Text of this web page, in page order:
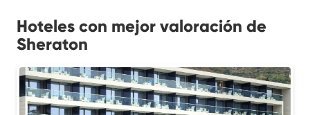
Hoteles con mejor valoración de
Sheraton